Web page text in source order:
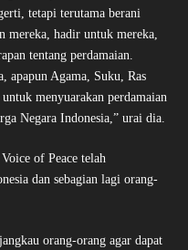
tetapi terutama berani
mereka, hadir untuk mereka,
tentang perdamaian.
apapun Agama, Suku, Ras
menyuarakan perdamaian
Negara Indonesia,” urai dia.
of Peace telah
dan sebagian lagi orang-
orang-orang agar dapat